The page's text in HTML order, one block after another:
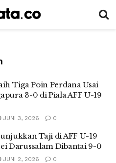
Tiga Poin Perdana Usai
3-0 di Piala AFF U-19
JUNI 3, 2026 0
Taji di AFF U-19
Darussalam Dibantai 9-0
JUNI 2, 2026 0